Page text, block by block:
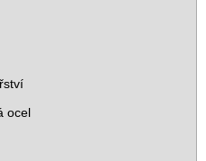
ocel